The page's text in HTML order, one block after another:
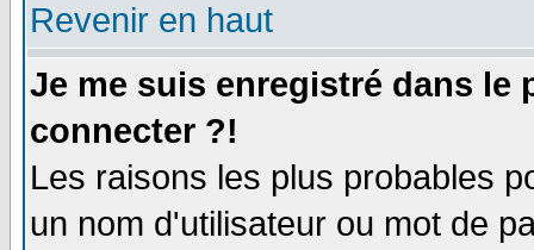
Revenir en haut
Je me suis enregistré dans le
connecter ?!
Les raisons les plus probables
un nom d'utilisateur ou mot de